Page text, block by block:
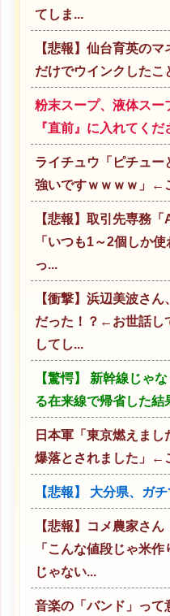
てしま...
【悲報】仙台育英の
だけでウインクしたこ
粉末スープ、液体スー
『直前』に入れてくだ
ライチュウ「ピチュー
強いですｗｗｗｗ」←
【悲報】取引先専務
「いつも1～2個しか
っ...
【衝撃】浜辺美波さ
だった！？←お世話し
してし...
【驚愕】 新幹線じゃ
る在来線で帰省した結
日本軍「東京燃えま
爆落とされました」←
【悲報】 大分県、ガ
【悲報】コメ農家さん
「こんな値段じゃ米
じゃない...
音楽の「バンド」って